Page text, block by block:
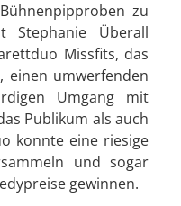
zu
Stephanie Überall
Missfits, das
einen umwerfenden
Umgang mit
Publikum als auch
konnte eine riesige
und sogar
gewinnen.